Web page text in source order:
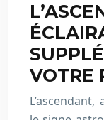
VOTRE